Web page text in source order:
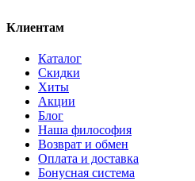
Клиентам
Каталог
Скидки
Хиты
Акции
Блог
Наша философия
Возврат и обмен
Оплата и доставка
Бонусная система